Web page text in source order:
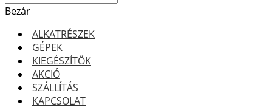
Bezár
ALKATRÉSZEK
GÉPEK
KIEGÉSZÍTŐK
AKCIÓ
SZÁLLÍTÁS
KAPCSOLAT